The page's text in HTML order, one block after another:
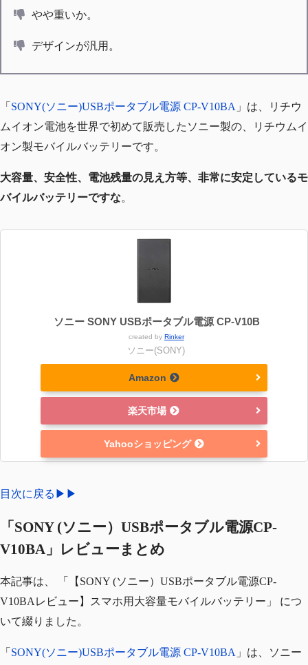
やや重いか。
デザインが汎用。
「 SONY(ソニー)USBポータブル電源 CP-V10BA 」は、リチウ
ムイオン電池を世界で初めて販売したソニー製の、リチウムイ
オン製モバイルバッテリーです。
大容量、安全性、電池残量の見え方等、非常に安定しているモ
バイルバッテリーですな。
ソニー SONY USBポータブル電源 CP-V10B
created by Rinker
ソニー(SONY)
Amazon
楽天市場
Yahooショッピング
目次に戻る▶▶
「 SONY (ソニー）USBポータブル電源CP-
V10BA 」レビューまとめ
本記事は、 「【SONY (ソニー）USBポータブル電源CP-
V10BAレビュー】スマホ用大容量モバイルバッテリー」 につ
いて綴りました。
「 SONY(ソニー)USBポータブル電源 CP-V10BA 」は、ソニー